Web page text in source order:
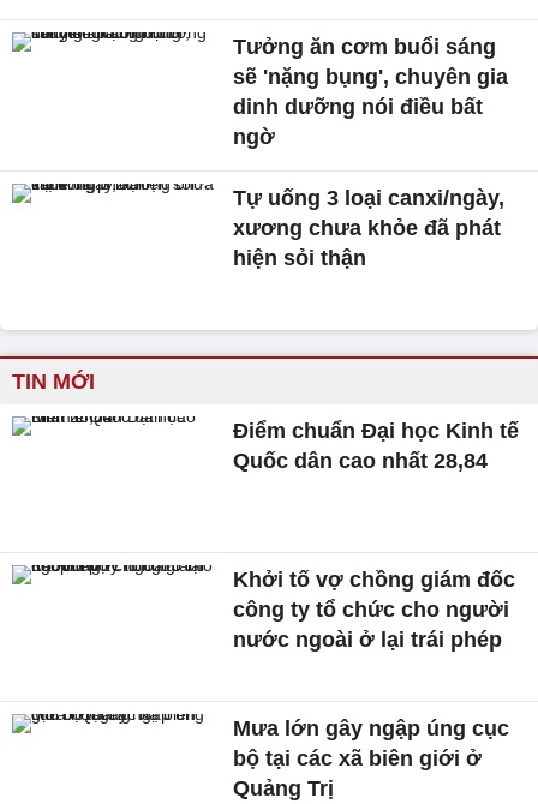
Tưởng ăn cơm buổi sáng
sẽ 'nặng bụng', chuyên gia
dinh dưỡng nói điều bất
ngờ
Tự uống 3 loại canxi/ngày,
xương chưa khỏe đã phát
hiện sỏi thận
TIN MỚI
Điểm chuẩn Đại học Kinh tế
Quốc dân cao nhất 28,84
Khởi tố vợ chồng giám đốc
công ty tổ chức cho người
nước ngoài ở lại trái phép
Mưa lớn gây ngập úng cục
bộ tại các xã biên giới ở
Quảng Trị